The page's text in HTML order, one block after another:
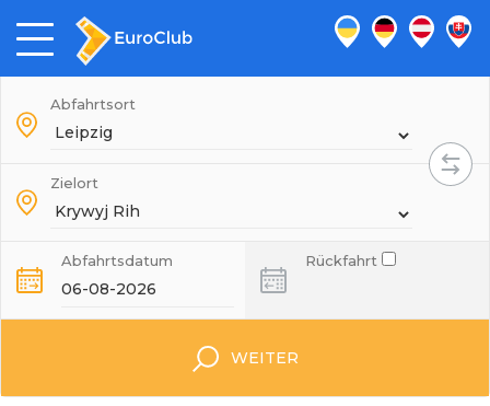
Abfahrtsort
Zielort
Abfahrtsdatum Rückfahrt
WEITER